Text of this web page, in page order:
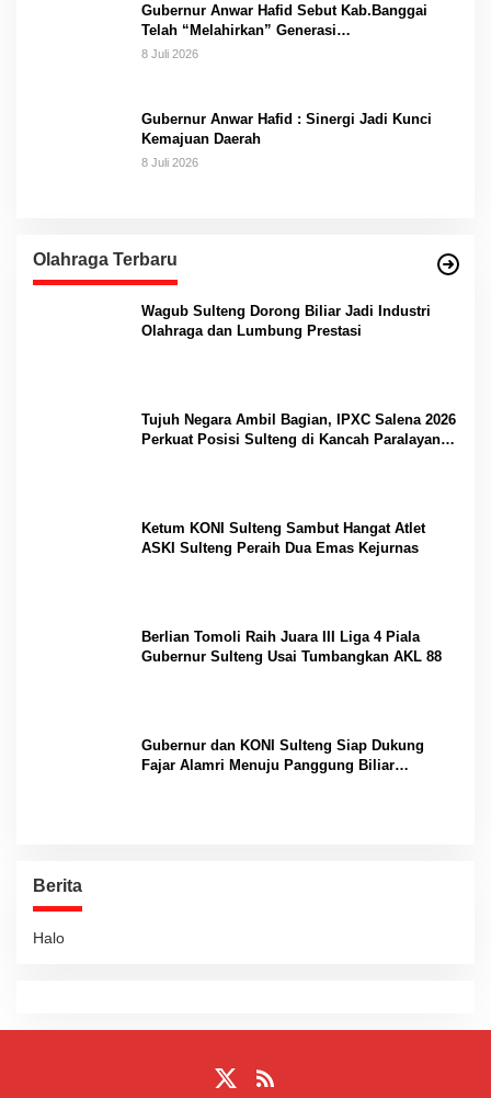
Gubernur Anwar Hafid Sebut Kab.Banggai
Telah “Melahirkan” Generasi…
8 Juli 2026
Gubernur Anwar Hafid : Sinergi Jadi Kunci
Kemajuan Daerah
8 Juli 2026
Olahraga Terbaru
Wagub Sulteng Dorong Biliar Jadi Industri
Olahraga dan Lumbung Prestasi
Tujuh Negara Ambil Bagian, IPXC Salena 2026
Perkuat Posisi Sulteng di Kancah Paralayang
Ketum KONI Sulteng Sambut Hangat Atlet
ASKI Sulteng Peraih Dua Emas Kejurnas
Berlian Tomoli Raih Juara III Liga 4 Piala
Gubernur Sulteng Usai Tumbangkan AKL 88
Gubernur dan KONI Sulteng Siap Dukung
Fajar Alamri Menuju Panggung Biliar
Berita
Halo